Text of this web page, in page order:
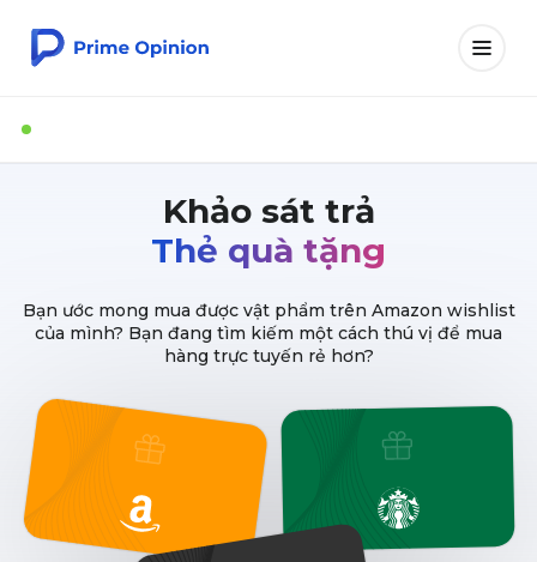
Khảo sát trả
Thẻ quà tặng
Bạn ước mong mua được vật phẩm trên Amazon wishlist
của mình? Bạn đang tìm kiếm một cách thú vị để mua
hàng trực tuyến rẻ hơn?